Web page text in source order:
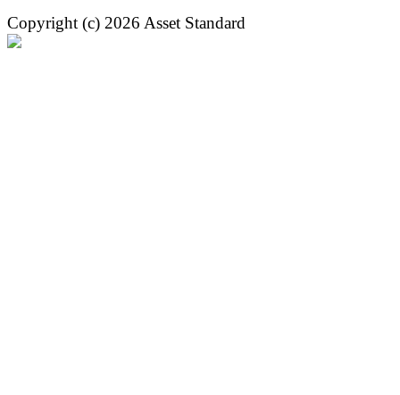
Copyright (c) 2026 Asset Standard